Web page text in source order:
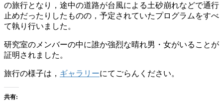
の旅行となり，途中の道路が台風による土砂崩れなどで通行
止めだったりしたものの，予定されていたプログラムをすべ
て執り行いました。
研究室のメンバーの中に誰か強烈な晴れ男・女がいることが
証明されました。
旅行の様子は， ギャラリーにてごらんください。
共有: